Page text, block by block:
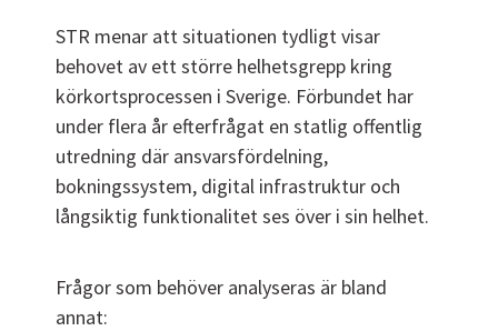
STR menar att situationen tydligt visar
behovet av ett större helhetsgrepp kring
körkortsprocessen i Sverige. Förbundet har
under flera år efterfrågat en statlig offentlig
utredning där ansvarsfördelning,
bokningssystem, digital infrastruktur och
långsiktig funktionalitet ses över i sin helhet.
Frågor som behöver analyseras är bland
annat: